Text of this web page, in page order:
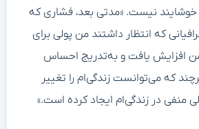
نیست. «مدتی بعد، فشاری که
که انتظار داشتند من پولی برای
من افزایش یافت و به‌تدریج احساس
که می‌توانست زندگی‌ام را تغییر
منفی در زندگی‌ام ایجاد کرده است.»